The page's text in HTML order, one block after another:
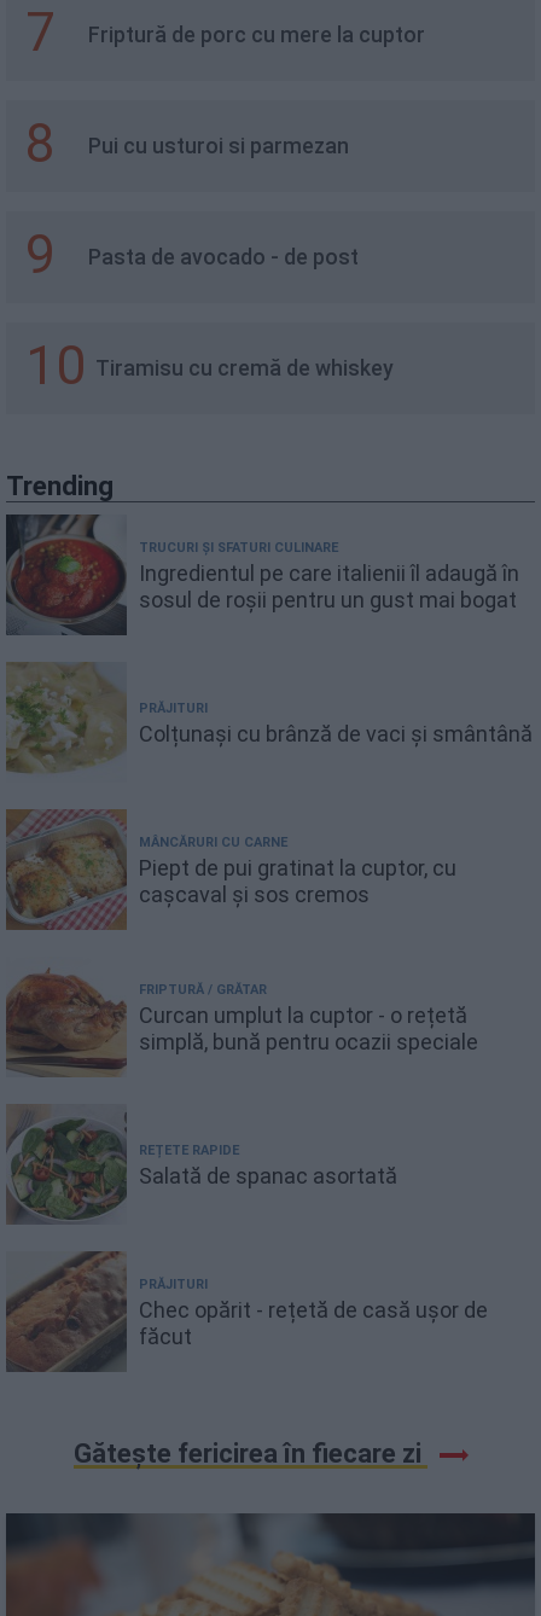
7 Friptură de porc cu mere la cuptor
8 Pui cu usturoi si parmezan
9 Pasta de avocado - de post
10 Tiramisu cu cremă de whiskey
Trending
TRUCURI ȘI SFATURI CULINARE
Ingredientul pe care italienii îl adaugă în
sosul de roșii pentru un gust mai bogat
PRĂJITURI
Colțunași cu brânză de vaci și smântână
MÂNCĂRURI CU CARNE
Piept de pui gratinat la cuptor, cu
cașcaval și sos cremos
FRIPTURĂ / GRĂTAR
Curcan umplut la cuptor - o rețetă
simplă, bună pentru ocazii speciale
REȚETE RAPIDE
Salată de spanac asortată
PRĂJITURI
Chec opărit - rețetă de casă ușor de
făcut
Gătește fericirea în fiecare zi